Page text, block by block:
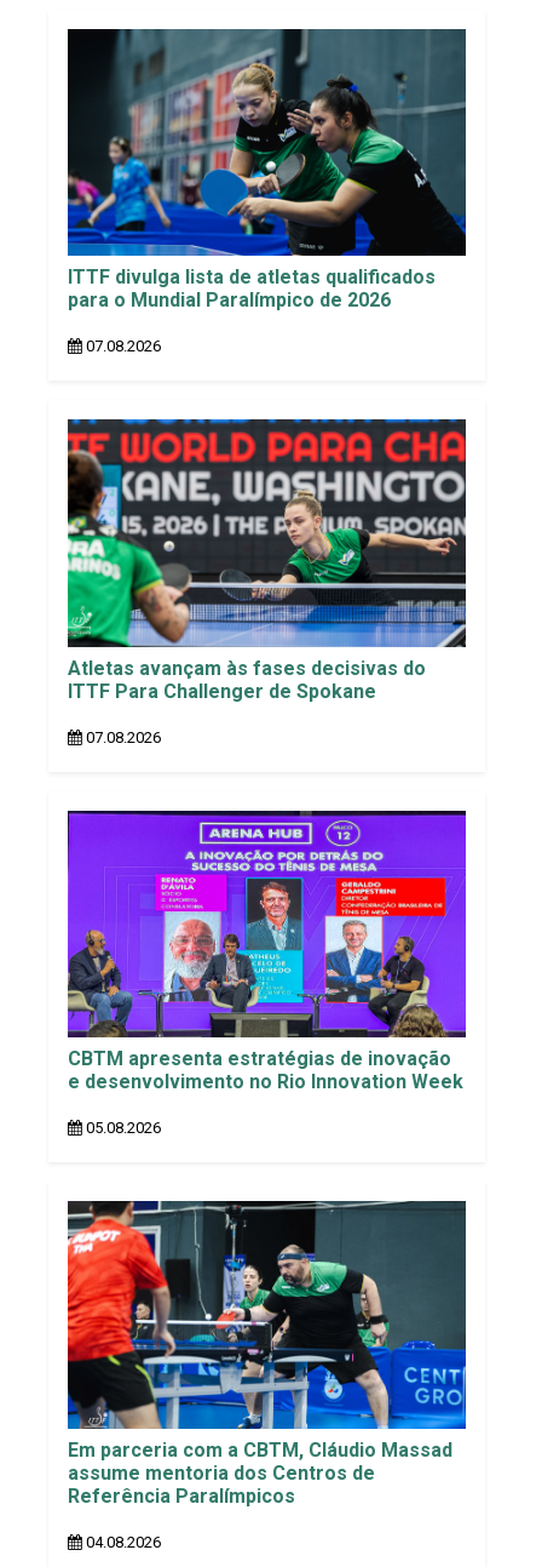
ITTF divulga lista de atletas qualificados
para o Mundial Paralímpico de 2026
07.08.2026
Atletas avançam às fases decisivas do
ITTF Para Challenger de Spokane
07.08.2026
CBTM apresenta estratégias de inovação
e desenvolvimento no Rio Innovation Week
05.08.2026
Em parceria com a CBTM, Cláudio Massad
assume mentoria dos Centros de
Referência Paralímpicos
04.08.2026